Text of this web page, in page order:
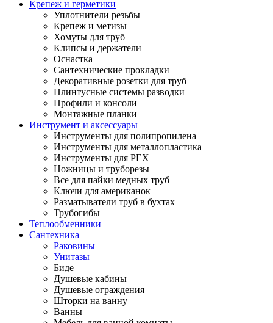
Крепеж и герметики
Уплотнители резьбы
Крепеж и метизы
Хомуты для труб
Клипсы и держатели
Оснастка
Сантехнические прокладки
Декоративные розетки для труб
Плинтусные системы разводки
Профили и консоли
Монтажные планки
Инструмент и аксессуары
Инструменты для полипропилена
Инструменты для металлопластика
Инструменты для PEX
Ножницы и труборезы
Все для пайки медных труб
Ключи для американок
Разматыватели труб в бухтах
Трубогибы
Теплообменники
Сантехника
Раковины
Унитазы
Биде
Душевые кабины
Душевые ограждения
Шторки на ванну
Ванны